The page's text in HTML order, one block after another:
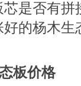
是否有
的杨木
板价格